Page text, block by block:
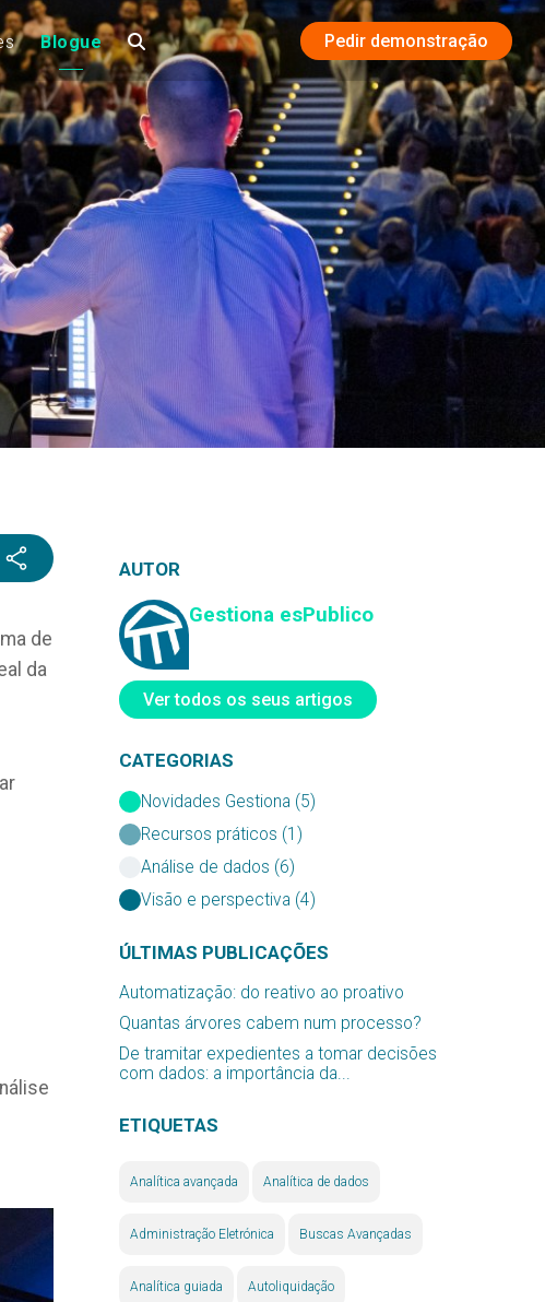
Blogue Pedir demonstração
de
da
AUTOR
Gestiona esPublico
Ver todos os seus artigos
CATEGORIAS
Novidades Gestiona (5)
Recursos práticos (1)
Análise de dados (6)
Visão e perspectiva (4)
ÚLTIMAS PUBLICAÇÕES
Automatização: do reativo ao proativo
Quantas árvores cabem num processo?
De tramitar expedientes a tomar decisões
com dados: a importância da...
ETIQUETAS
Analítica avançada Analítica de dados
Administração Eletrónica Buscas Avançadas
Analítica guiada Autoliquidação